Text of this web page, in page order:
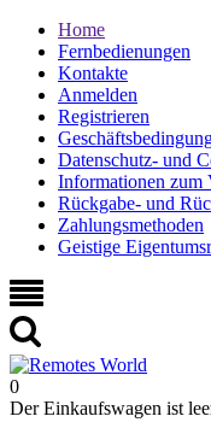
Home
Fernbedienungen
Kontakte
Anmelden
Registrieren
Datenschutz- und
Informationen zum
Rückgabe- und
Zahlungsmethoden
Geistige
0
Der Einkaufswagen ist